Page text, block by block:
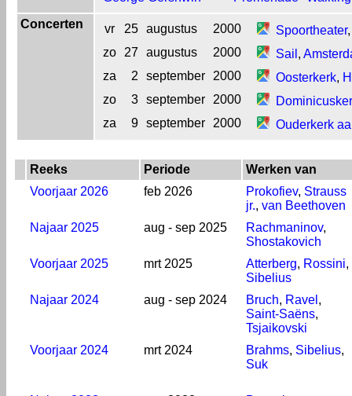
Concerten
vr 25 augustus 2000 Spoortheater
zo
27 augustus 2000 Sail ,
za
2 september 2000 Oosterkerk,
zo
3 september 2000
za
9 september 2000 Ouderkerk
Reeks Periode
Werken van
Voorjaar 2026
feb 2026 Prokofiev, Strauss
jr., van Beethoven
Najaar 2025
aug - sep 2025 Rachmaninov,
Shostakovich
Voorjaar 2025
mrt 2025 Atterberg, Rossini,
Sibelius
Najaar 2024
aug - sep 2024 Bruch, Ravel ,
Saint-Saëns,
Tsjaikovski
Voorjaar 2024
mrt 2024 Brahms, Sibelius,
Suk